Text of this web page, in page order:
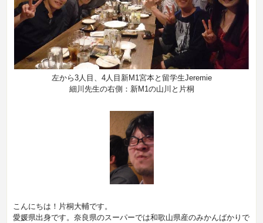
左から3人目、4人目新M1宮本と留学生Jeremie
細川先生の右側：新M1の山川と片桐
こんにちは！片桐大輔です。
愛媛県出身です。奈良県のスーパーでは和歌山県産のみかんばかりで